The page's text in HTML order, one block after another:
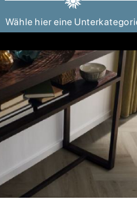
Wähle hier eine